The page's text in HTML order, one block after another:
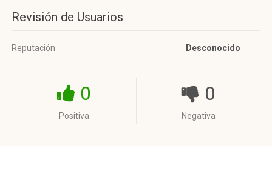
Revisión de Usuarios
Reputación Desconocido
0
Positiva
0
Negativa